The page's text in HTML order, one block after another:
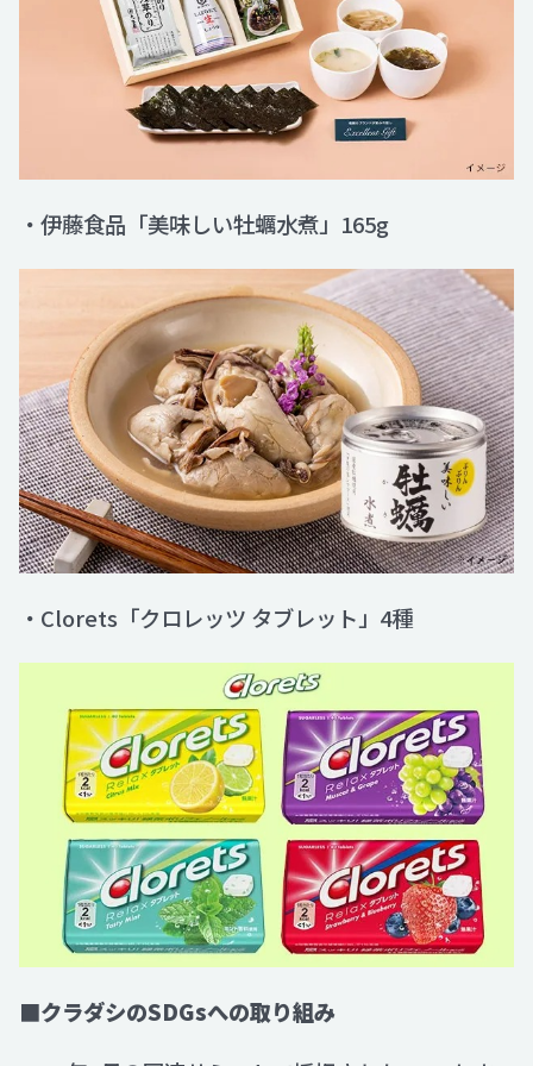
・伊藤食品「美味しい牡蠣水煮」165g
・Clorets「クロレッツ タブレット」4種
■クラダシのSDGsへの取り組み